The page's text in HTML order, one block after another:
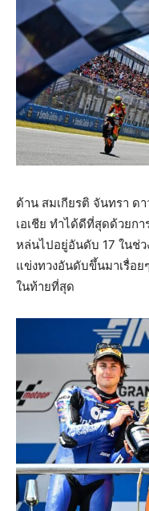
ด้าน สมเกียรติ จันทรา ด
เอเชีย ทำได้ดีที่สุดด้วยก
หล่นไปอยู่อันดับ 17 ในช่ว
แข่งทวงอันดับขึ้นมาเรื่อย
ในท้ายที่สุด